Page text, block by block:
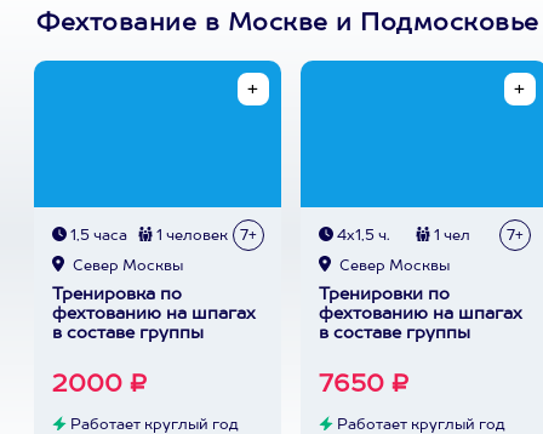
Фехтование в Москве и Подмосковье
1,5 часа 1 человек 7+
Север Москвы
Тренировка по
фехтованию на шпагах
в составе группы
2000 ₽
Работает круглый год
4х1,5 ч. 1 чел 7+
Север Москвы
Тренировки по
фехтованию на шпагах
в составе группы
7650 ₽
Работает круглый год